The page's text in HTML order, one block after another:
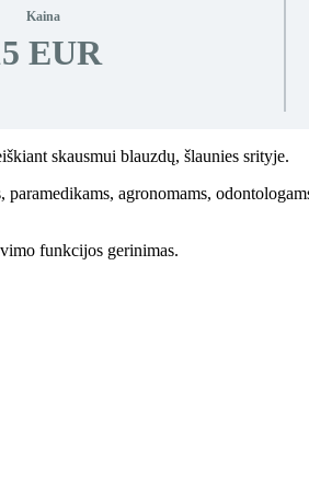
Kaina
EUR
skausmui blauzdų, šlaunies srityje.
paramedikams, agronomams,
funkcijos gerinimas.